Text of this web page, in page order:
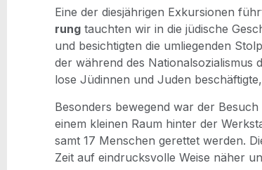
Eine der dies­jäh­ri­gen Exkur­sio­nen
rung tauch­ten wir in die jüdi­sche
und besich­tig­ten die umlie­gen­den
der wäh­rend des
lo­se Jüdin­nen und Juden
Beson­ders bewe­gend war der
einem klei­nen Raum hin­ter der
samt 17 Men­schen geret­tet wer­den.
Zeit auf ein­drucks­vol­le Wei­se näher